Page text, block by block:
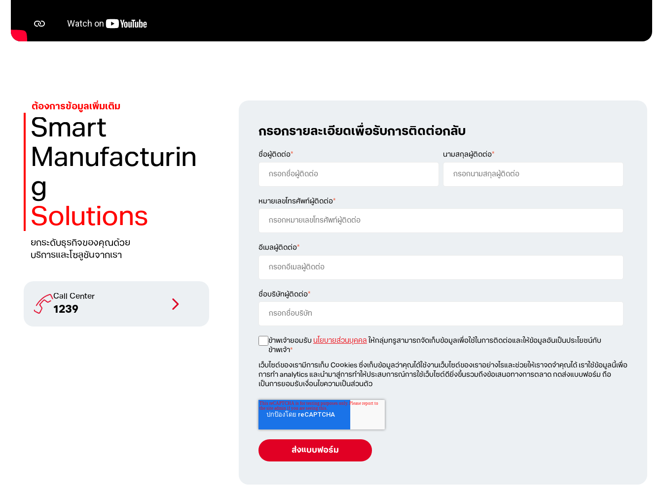
ต้องการข้อมูลเพิ่มเติม
Smart
Manufacturin
g
Solutions
ยกระดับธุรกิจของคุณด้วย
บริการและโซลูชันจากเรา
Call Center
1239
กรอกรายละเอียดเพื่อรับการติดต่อกลับ
ชื่อผู้ติดต่อ* นามสกุลผู้ติดต่อ*
หมายเลขโทรศัพท์ผู้ติดต่อ*
อีเมลผู้ติดต่อ*
ชื่อบริษัทผู้ติดต่อ*
ข้าพเจ้ายอมรับนโยบายส่วนบุคคลให้กลุ่มทรูสามารถจัดเก็บข้อมูลเพื่อใช้ในการติดต่อและให้ข้อมูลอันเป็นประโยชน์กับ
ข้าพเจ้า*
เว็บไซต์ของเรามีการเก็บ Cookies ซึ่งเก็บข้อมูลว่าคุณได้ใช้งานเว็บไซต์ของเราอย่างไรและช่วยให้เราจดจำคุณได้ เราใช้ข้อมูลนี้เพื่อ
การทำ analytics และนำมาสู่การทำให้ประสบการณ์การใช้เว็บไซต์ดียิ่งขึ้นรวมถึงข้อเสนอทางการตลาด กดส่งแบบฟอร์ม ถือ
เป็นการยอมรับเงื่อนไขความเป็นส่วนตัว